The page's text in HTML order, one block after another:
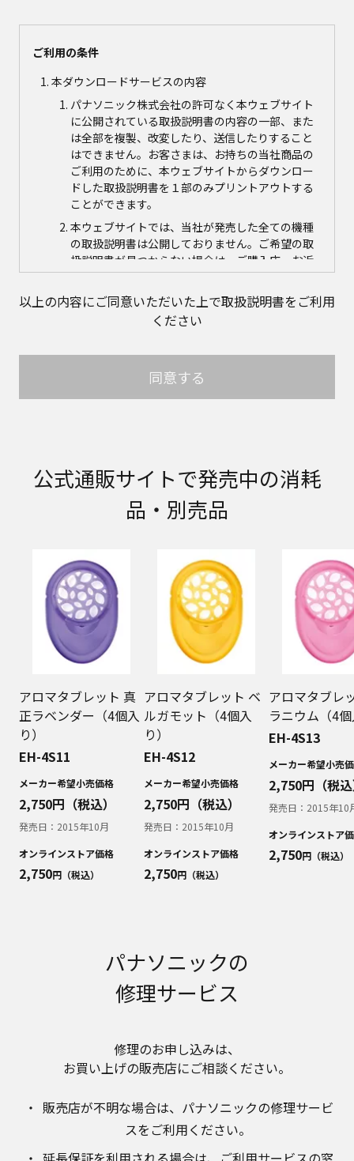
ご利用の条件
本ダウンロードサービスの内容
パナソニック株式会社の許可なく本ウェブサイト
に公開されている取扱説明書の内容の一部、また
は全部を複製、改変したり、送信したりすること
はできません。お客さまは、お持ちの当社商品の
ご利用のために、本ウェブサイトからダウンロー
ドした取扱説明書を１部のみプリントアウトする
ことができます。
本ウェブサイトでは、当社が発売した全ての機種
の取扱説明書は公開しておりません。ご希望の取
扱説明書が見つからない場合は、ご購入店、お近
くの当社商品の取扱店、または当社サービス会社
に直接お問い合わせの上、ご購入いただきますよ
うお願いいたします。ただし、商品自体の生産中
止などの理由により、当該商品につき取扱説明書
めご了承ください。
本ウェブサイトに公開されている取扱説明書の対
象商品が生産中止などの理由でご購入できない場
のお取り扱いについて。パナソニック株式会社お
内容を、ご相談への対応や修理、その確認などの
する場合や正当な理由がある場合を除き、第三者
に提供しません。お問い合わせは、ご相談された
窓口にご連絡ください。
なお、本ウェブサイトに公開されている取扱説明
書は、原則として商品が発売された当初のものを
掲載しています。したがいまして、会社名やお客
様ご相談窓口の連絡先などが変更されている場合
いる説明書の記載内容と、お客様がお持ちの商品
の仕様がその後のマイナーチェンジにより、異な
る場合があります。本ウェブサイトに公開されて
いる取扱説明書の内容とお手持ちの商品の仕様に
相違がある場合は、ご購入店、お近くの当社商品
の取扱店、または当社サービス会社に直接お問い
合わせください。また、商品に同梱される取扱説
明書が改訂されている場合、当社の選択により、
予告なく、発売当初のものに代えて、改訂版を本
ウェブサイトに掲載する場合もあります。ただ
し、本ウェブサイトに公開されている取扱説明書
は、商品本体に同梱する取扱説明書の変更の度に
ませんことをご了承ください。
安全上のご注意
ご提供しておりますが、本ウェブサイトでは別紙
にて提供している情報は公開しておりません。
規制などの変化に応じて変更する場合がありま
す。お手持ちの商品に関し、本ウェブサイトに公
開されている取扱説明書に記載の安全上のご注意
についてのご質問等がありましたら、ご購入店、
以上の内容にご同意いただいた上で取扱説明書をご利用
ください
同意する
公式通販サイトで発売中の消耗
品・別売品
アロマタブレット 真
正ラベンダー（4個入
り）
EH-4S11
メーカー希望小売価格
2,750円（税込）
発売日： 2015年10月
オンラインストア価格
2,750円（税込）
アロマタブレット ベ
ルガモット（4個入
り）
EH-4S12
メーカー希望小売価格
2,750円（税込）
発売日： 2015年10月
オンラインストア価格
2,750円（税込）
アロマタブレ
ラニウム（4
EH-4S13
メーカー希望小売
2,750円（税
発売日： 2015年10
オンラインストア
2,750円（税込）
パナソニックの
修理サービス
修理のお申し込みは、​
お買い上げの販売店にご相談ください。​
販売店が不明な場合は、​パナソニックの修理サービ
スをご利用ください。​